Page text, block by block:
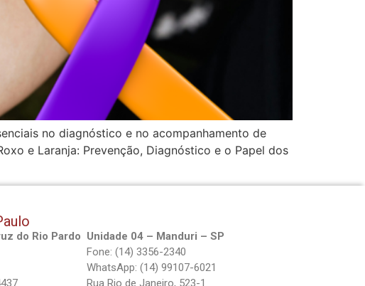
no diagnóstico e no acompanhamento de
e Laranja: Prevenção, Diagnóstico e o Papel dos
do Rio Pardo Unidade 04 – Manduri – SP
Fone: (14) 3356-2340
WhatsApp: (14) 99107-6021
Rua Rio de Janeiro, 523-1